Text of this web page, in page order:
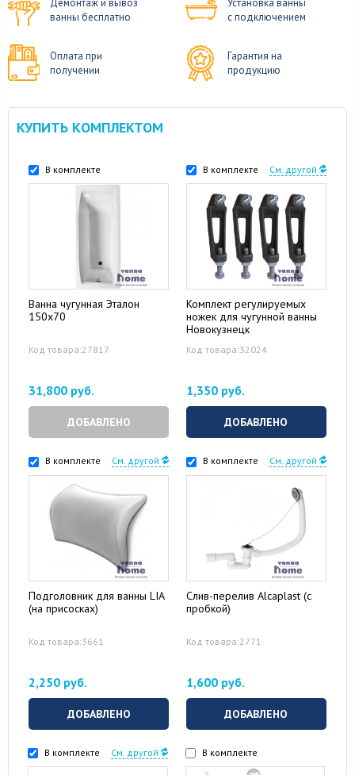
ванны бесплатно
с подключением
Оплата при
получении
Гарантия на
продукцию
КУПИТЬ КОМПЛЕКТОМ
В комплекте
Ванна чугунная Эталон
150x70
Код товара:27817
31,800 руб.
ДОБАВЛЕНО
В комплекте См. другой
Комплект регулируемых
ножек для чугунной ванны
Новокузнецк
Код товара:32024
1,350 руб.
ДОБАВЛЕНО
В комплекте См. другой
Подголовник для ванны LIA
(на присосках)
Код товара:3661
2,250 руб.
ДОБАВЛЕНО
В комплекте См. другой
Слив-перелив Alcaplast (с
пробкой)
Код товара:2771
1,600 руб.
ДОБАВЛЕНО
В комплекте См. другой В комплекте